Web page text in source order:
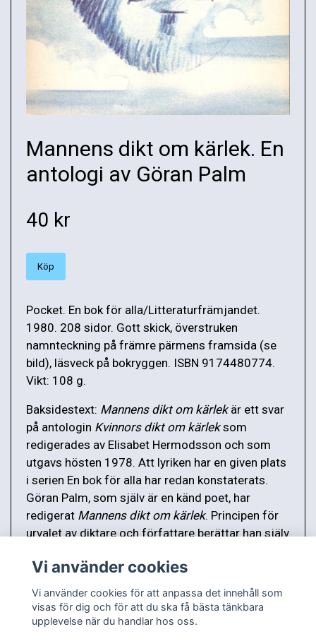
Mannens dikt om kärlek. En
antologi av Göran Palm
40 kr
Köp
Pocket. En bok för alla/Litteraturfrämjandet.
1980. 208 sidor. Gott skick, överstruken
namnteckning på främre pärmens framsida (se
bild), läsveck på bokryggen. ISBN 9174480774.
Vikt: 108 g.
Baksidestext: Mannens dikt om kärlekär ett svar
på antologin Kvinnors dikt om kärleksom
redigerades av Elisabet Hermodsson och som
utgavs hösten 1978. Att lyriken har en given plats
i serien En bok för alla har redan konstaterats.
Göran Palm, som själv är en känd poet, har
redigerat Mannens dikt om kärlek. Principen för
urvalet av diktare och författare berättar han själv
Vi använder cookies
Vi använder cookies för att anpassa det innehåll som
visas för dig och för att du ska få bästa tänkbara
upplevelse när du handlar hos oss.